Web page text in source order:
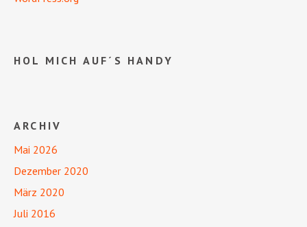
HOL MICH AUF´S HANDY
ARCHIV
Mai 2026
Dezember 2020
März 2020
Juli 2016